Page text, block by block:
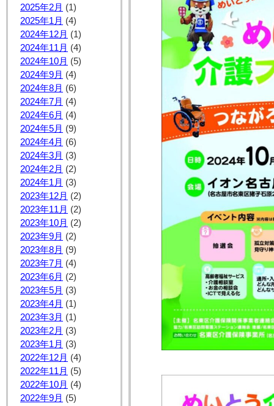
2025年2月 (1)
2025年1月 (4)
2024年12月 (1)
2024年11月 (4)
2024年10月 (5)
2024年9月 (4)
2024年8月 (6)
2024年7月 (4)
2024年6月 (4)
2024年5月 (9)
2024年4月 (6)
2024年3月 (3)
2024年2月 (2)
2024年1月 (3)
2023年12月 (2)
2023年11月 (2)
2023年10月 (2)
2023年9月 (2)
2023年8月 (9)
2023年7月 (4)
2023年6月 (2)
2023年5月 (3)
2023年4月 (1)
2023年3月 (1)
2023年2月 (3)
2023年1月 (3)
2022年12月 (4)
2022年11月 (5)
2022年10月 (4)
2022年9月 (5)